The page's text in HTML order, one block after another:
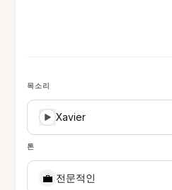
목소리
Xavier
톤
💼 전문적인